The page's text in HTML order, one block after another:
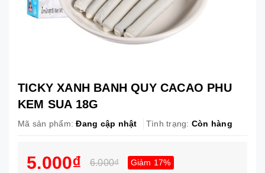
TICKY XANH BANH QUY CACAO PHU
KEM SUA 18G
Mã sản phẩm: Đang cập nhật Tình trạng: Còn hàng
5.000₫ 6.000₫ Giảm 17%